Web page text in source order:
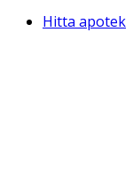
Hitta apotek